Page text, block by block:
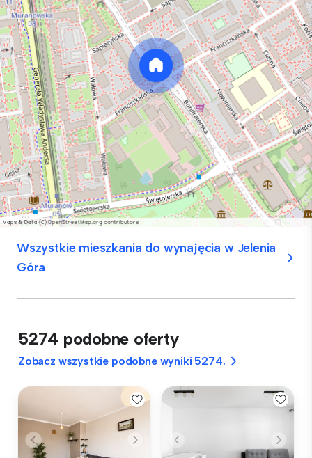
Wszystkie mieszkania do wynajęcia w Jelenia
Góra
5274 podobne oferty
Zobacz wszystkie podobne wyniki 5274.